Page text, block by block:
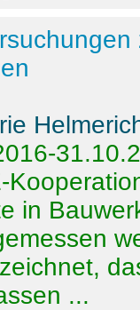
in
...